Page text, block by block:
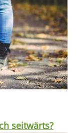
seitwärts?